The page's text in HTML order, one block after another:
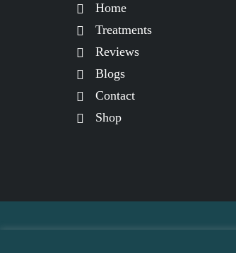
Home
Treatments
Reviews
Blogs
Contact
Shop